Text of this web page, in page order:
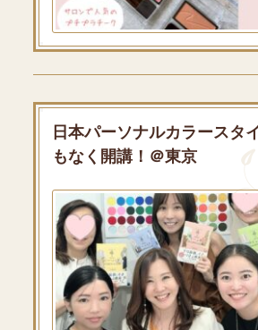
日本パーソナルカラース
もなく開講！＠東京